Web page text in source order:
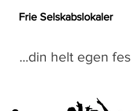
Frie Selskabslokaler
...din helt egen